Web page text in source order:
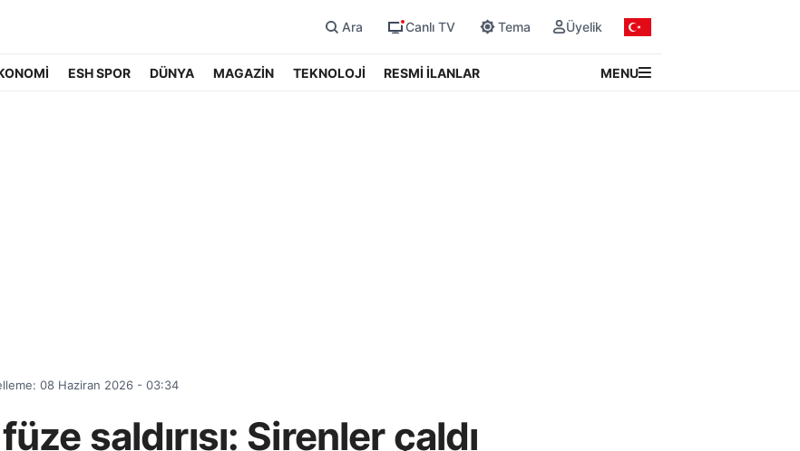
Ara Canlı TV Tema Üyelik
ESH SPOR DÜNYA MAGAZİN TEKNOLOJİ RESMİ İLANLAR MENU
08 Haziran 2026 - 03:34
saldırısı: Sirenler çaldı